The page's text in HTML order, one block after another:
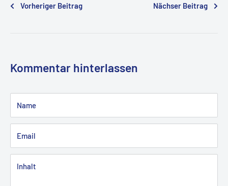
Vorheriger Beitrag Nächser Beitrag
Kommentar hinterlassen
Name
Email
Inhalt